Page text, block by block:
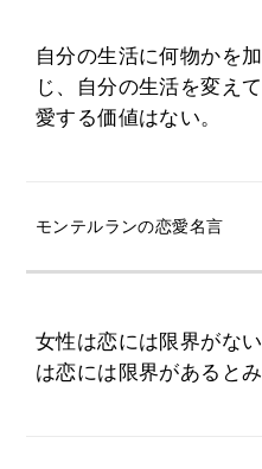
自分の生活に何物かを
じ、自分の生活を変え
愛する価値はない。
モンテルランの恋愛名言
女性は恋には限界がな
は恋には限界があるとみ